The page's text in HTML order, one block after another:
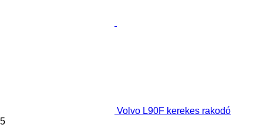
Volvo L90F kerekes rakodó
5